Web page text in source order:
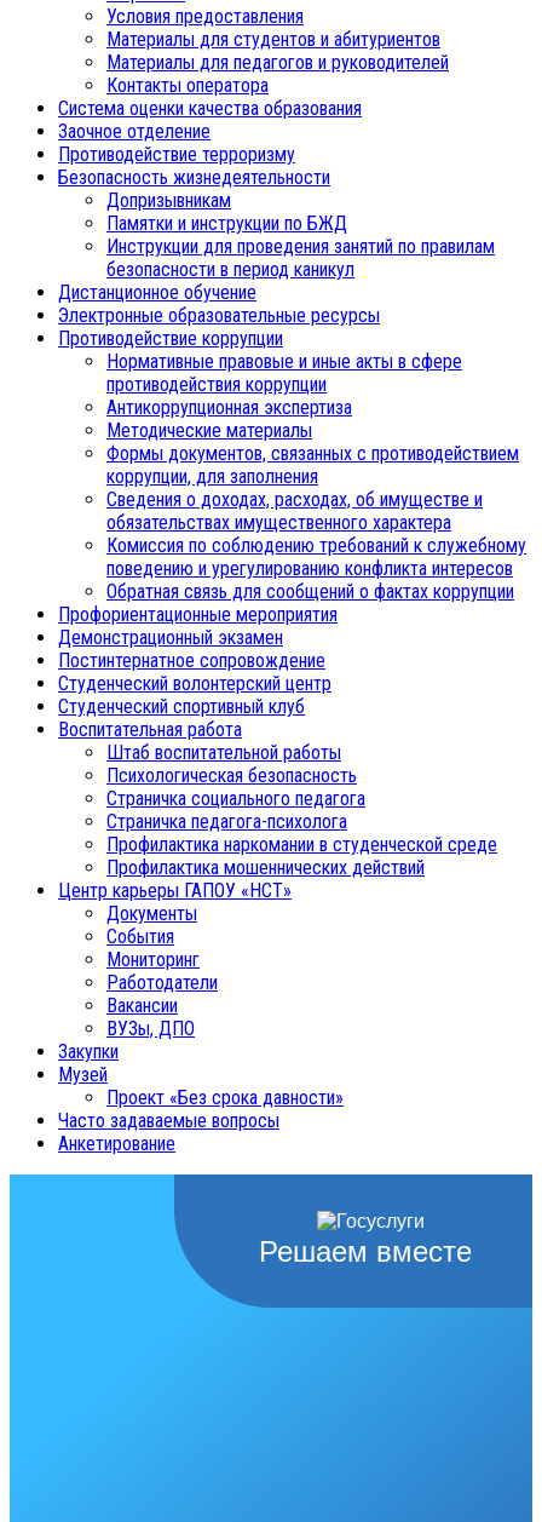
Условия предоставления
Материалы для студентов и абитуриентов
Материалы для педагогов и руководителей
Контакты оператора
Система оценки качества образования
Заочное отделение
Противодействие терроризму
Безопасность жизнедеятельности
Допризывникам
Памятки и инструкции по БЖД
Инструкции для проведения занятий по правилам
безопасности в период каникул
Дистанционное обучение
Электронные образовательные ресурсы
Противодействие коррупции
Нормативные правовые и иные акты в сфере
противодействия коррупции
Антикоррупционная экспертиза
Методические материалы
Формы документов, связанных с противодействием
коррупции, для заполнения
Сведения о доходах, расходах, об имуществе и
обязательствах имущественного характера
Комиссия по соблюдению требований к служебному
поведению и урегулированию конфликта интересов
Обратная связь для сообщений о фактах коррупции
Профориентационные мероприятия
Демонстрационный экзамен
Постинтернатное сопровождение
Студенческий волонтерский центр
Студенческий спортивный клуб
Воспитательная работа
Штаб воспитательной работы
Психологическая безопасность
Страничка социального педагога
Страничка педагога-психолога
Профилактика наркомании в студенческой среде
Профилактика мошеннических действий
Центр карьеры ГАПОУ «НСТ»
Документы
События
Мониторинг
Работодатели
Вакансии
ВУЗы, ДПО
Закупки
Музей
Проект «Без срока давности»
Часто задаваемые вопросы
Анкетирование
Решаем вместе